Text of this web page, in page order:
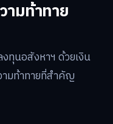
ามท้าทาย
ทุนอสังหาฯ ด้วยเงิน
ามท้าทายที่สำคัญ